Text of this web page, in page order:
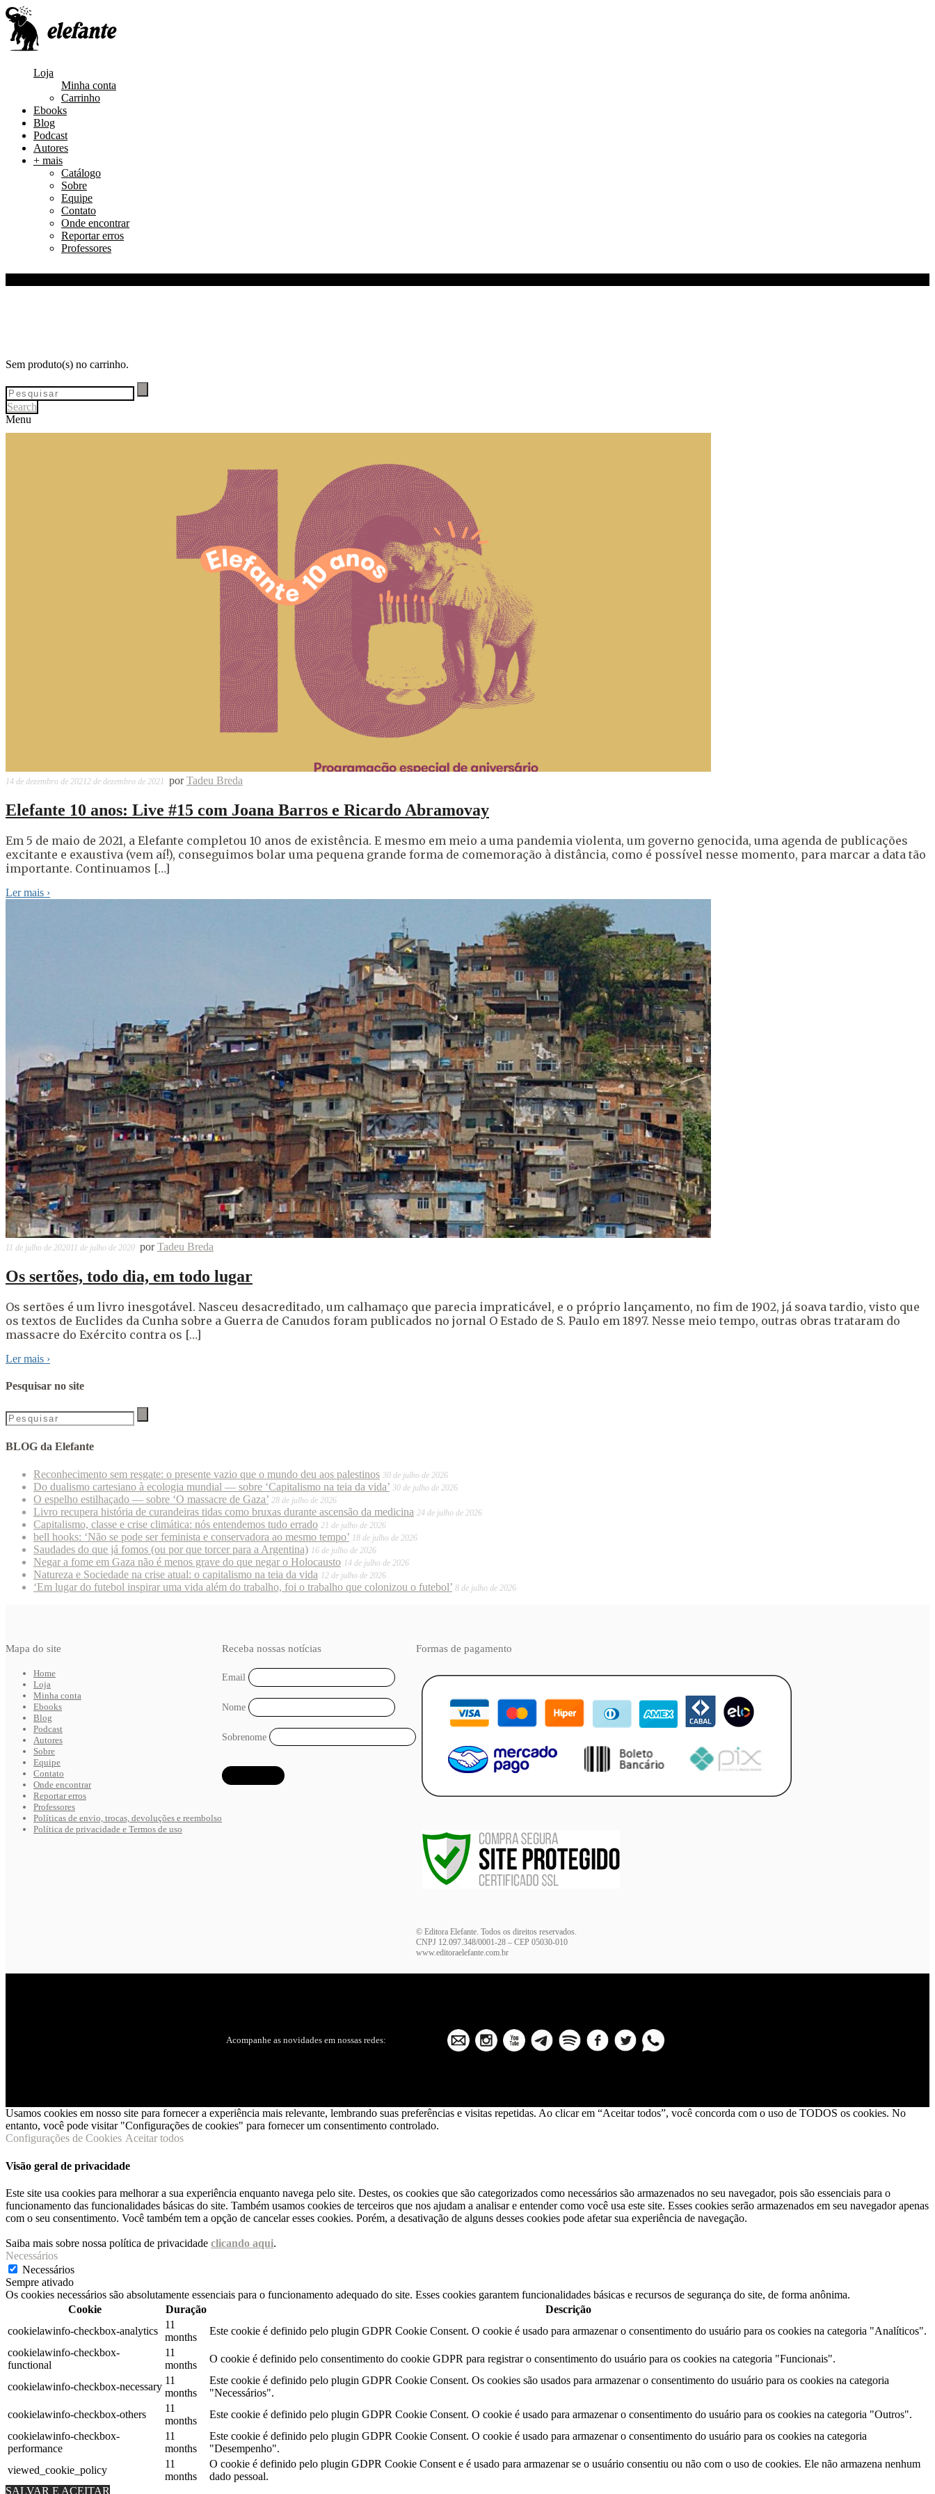
Loja
Minha conta
Carrinho
Ebooks
Blog
Podcast
Autores
+ mais
Catálogo
Sobre
Equipe
Contato
Onde encontrar
Reportar erros
Professores
Sem produto(s) no carrinho.
Search
Menu
14 de dezembro de 20212 de dezembro de 2021 porTadeu Breda
Elefante 10 anos: Live #15 com Joana Barros e Ricardo Abramovay
Em 5 de maio de 2021, a Elefante completou 10 anos de existência. E mesmo em meio a uma pandemia violenta, um governo genocida, uma agenda de publicações
excitante e exaustiva (vem aí!), conseguimos bolar uma pequena grande forma de comemoração à distância, como é possível nesse momento, para marcar a data tão
importante. Continuamos […]
Ler mais ›
11 de julho de 202011 de julho de 2020 porTadeu Breda
Os sertões, todo dia, em todo lugar
Os sertões é um livro inesgotável. Nasceu desacreditado, um calhamaço que parecia impraticável, e o próprio lançamento, no fim de 1902, já soava tardio, visto que
os textos de Euclides da Cunha sobre a Guerra de Canudos foram publicados no jornal O Estado de S. Paulo em 1897. Nesse meio tempo, outras obras trataram do
massacre do Exército contra os […]
Ler mais ›
Pesquisar no site
BLOG da Elefante
Reconhecimento sem resgate: o presente vazio que o mundo deu aos palestinos 30 de julho de 2026
Do dualismo cartesiano à ecologia mundial — sobre ‘Capitalismo na teia da vida’ 30 de julho de 2026
O espelho estilhaçado — sobre ‘O massacre de Gaza’ 28 de julho de 2026
Livro recupera história de curandeiras tidas como bruxas durante ascensão da medicina 24 de julho de 2026
Capitalismo, classe e crise climática: nós entendemos tudo errado 21 de julho de 2026
bell hooks: ‘Não se pode ser feminista e conservadora ao mesmo tempo’ 18 de julho de 2026
Saudades do que já fomos (ou por que torcer para a Argentina) 16 de julho de 2026
Negar a fome em Gaza não é menos grave do que negar o Holocausto 14 de julho de 2026
Natureza e Sociedade na crise atual: o capitalismo na teia da vida 12 de julho de 2026
‘Em lugar do futebol inspirar uma vida além do trabalho, foi o trabalho que colonizou o futebol’ 8 de julho de 2026
Mapa do site
Home
Loja
Minha conta
Ebooks
Blog
Podcast
Autores
Sobre
Equipe
Contato
Onde encontrar
Reportar erros
Professores
Políticas de envio, trocas, devoluções e reembolso
Política de privacidade e Termos de uso
Receba nossas notícias
Email
Nome
Sobrenome
Formas de pagamento
© Editora Elefante. Todos os direitos reservados.
CNPJ 12.097.348/0001-28 – CEP 05030-010
www.editoraelefante.com.br
Acompanhe as novidades em nossas redes:
Usamos cookies em nosso site para fornecer a experiência mais relevante, lembrando suas preferências e visitas repetidas. Ao clicar em “Aceitar todos”, você concorda com o uso de TODOS os cookies. No
entanto, você pode visitar "Configurações de cookies" para fornecer um consentimento controlado.
Configurações de Cookies Aceitar todos
Visão geral de privacidade
Este site usa cookies para melhorar a sua experiência enquanto navega pelo site. Destes, os cookies que são categorizados como necessários são armazenados no seu navegador, pois são essenciais para o
funcionamento das funcionalidades básicas do site. Também usamos cookies de terceiros que nos ajudam a analisar e entender como você usa este site. Esses cookies serão armazenados em seu navegador apenas
com o seu consentimento. Você também tem a opção de cancelar esses cookies. Porém, a desativação de alguns desses cookies pode afetar sua experiência de navegação.
Saiba mais sobre nossa política de privacidade clicando aqui.
Necessários
Necessários
Sempre ativado
Os cookies necessários são absolutamente essenciais para o funcionamento adequado do site. Esses cookies garantem funcionalidades básicas e recursos de segurança do site, de forma anônima.
Cookie
Duração
Descrição
cookielawinfo-checkbox-analytics
11
months
Este cookie é definido pelo plugin GDPR Cookie Consent. O cookie é usado para armazenar o consentimento do usuário para os cookies na categoria "Analíticos".
cookielawinfo-checkbox-
functional
11
months
O cookie é definido pelo consentimento do cookie GDPR para registrar o consentimento do usuário para os cookies na categoria "Funcionais".
cookielawinfo-checkbox-necessary
11
months
Este cookie é definido pelo plugin GDPR Cookie Consent. Os cookies são usados ​​para armazenar o consentimento do usuário para os cookies na categoria
"Necessários".
cookielawinfo-checkbox-others
11
months
Este cookie é definido pelo plugin GDPR Cookie Consent. O cookie é usado para armazenar o consentimento do usuário para os cookies na categoria "Outros".
cookielawinfo-checkbox-
performance
11
months
Este cookie é definido pelo plugin GDPR Cookie Consent. O cookie é usado para armazenar o consentimento do usuário para os cookies na categoria
"Desempenho".
viewed_cookie_policy
11
months
O cookie é definido pelo plugin GDPR Cookie Consent e é usado para armazenar se o usuário consentiu ou não com o uso de cookies. Ele não armazena nenhum
dado pessoal.
SALVAR E ACEITAR